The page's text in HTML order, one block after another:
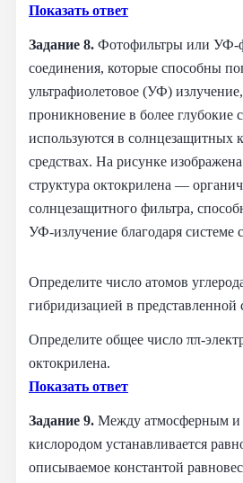
Показать ответ
Задание 8. Фотофильтры или
соединения, которые способны
ультрафиолетовое (УФ)
проникновение в более
используются в солнцезащитных
средствах. На рисунке изображена
структура октокрилена ––
солнцезащитного фильтра,
УФ‑излучение благодаря системе
Определите число атомов
гибридизацией в представленной
Определите общее число ππ-
октокрилена.
Показать ответ
Задание 9. Между атмосферным и
кислородом устанавливается
описываемое константой